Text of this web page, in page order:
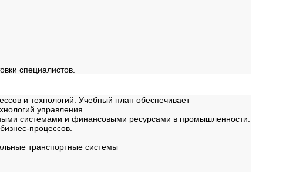
специалистов.
и технологий. Учебный план обеспечивает
управления.
системами и финансовыми ресурсами в промышленности.
процессов.
транспортные системы